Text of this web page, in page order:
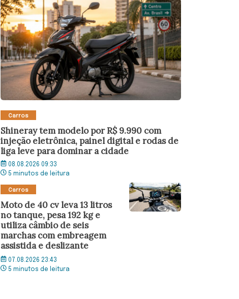
Carros
Shineray tem modelo por R$ 9.990 com
injeção eletrônica, painel digital e rodas de
liga leve para dominar a cidade
08.08.2026 09:33
5 minutos de leitura
Carros
Moto de 40 cv leva 13 litros
no tanque, pesa 192 kg e
utiliza câmbio de seis
marchas com embreagem
assistida e deslizante
07.08.2026 23:43
5 minutos de leitura